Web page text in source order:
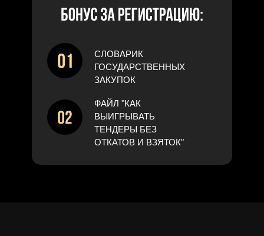
СЛОВАРИК
ГОСУДАРСТВЕННЫХ
ЗАКУПОК
ФАЙЛ "КАК
ВЫИГРЫВАТЬ
ТЕНДЕРЫ БЕЗ
ОТКАТОВ И ВЗЯТОК"